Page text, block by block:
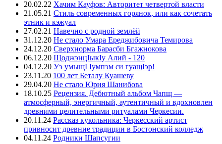
20.02.22 Хачим Кауфов: Авторитет четвертой власти
21.05.21 Стиль современных горянок, или как сочетать
этник и кэжуал
27.02.21 Навечно с родной землёй
31.12.20 Не стало Умара Ереджибовича Темирова
24.12.20 Сверхнорма Барасби Бгажнокова
06.12.20 ЩоджэнцIыкIу Алий - 120
04.12.20 Уэ умыщI Iумпэм си гуащIэр!
23.11.20 100 лет Беталу Куашеву
29.04.20 Не стало Юрия Шанибова
18.10.25 Рецензия. Дебютный альбом Чапщ —
атмосферный, энергичный, аутентичный и вдохновлен
древними целительными ритуалами Черкесии.
20.11.24 Рассказ кукольника: Черкесский артист
привносит древние традиции в Бостонский колледж
04.11.24 Родники Шапсугии